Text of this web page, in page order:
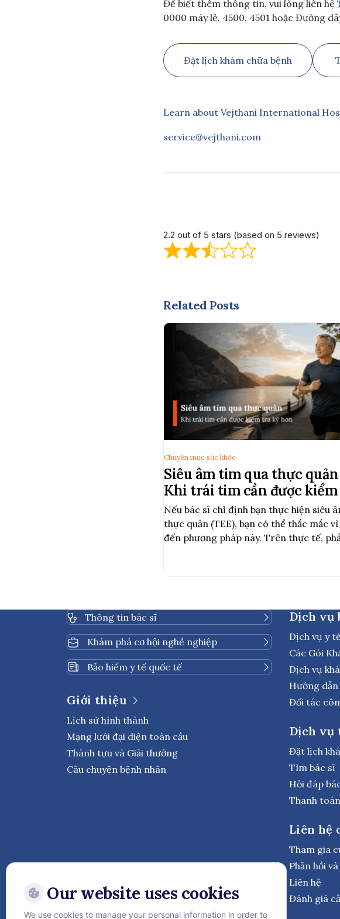
Để biết thêm thông tin, vui lòng liên hệ
0000 máy lẻ. 4500, 4501 hoặc Đường
Đặt lịch khám chữa bệnh
Learn about Vejthani International
service@vejthani.com
2.2 out of 5 stars (based on 5 reviews)
Related Posts
Siêu âm tim qua thực quản
Khi trái tim cần được
hơn
Nếu bác sĩ chỉ định bạn thực hiện siêu
thực quản (TEE), bạn có thể thắc mắc
đến phương pháp này. Trên thực tế,
Chuyên mục sức khỏe
Thông tin bác sĩ
Khám phá cơ hội nghề nghiệp
Bảo hiểm y tế quốc tế
Giới thiệu
Lịch sử hình thành
Mạng lưới đại diện toàn cầu
Thành tựu và Giải thưởng
Câu chuyện bệnh nhân
Dịch vụ
Dịch vụ y
Các Gói
Dịch vụ
Hướng
Đối tác
Dịch vụ
Đặt lịch
Tìm bác sĩ
Hỏi đáp
Thanh
Liên hệ
Tham gia
Phản hồi
Liên hệ
Đánh giá
Our website uses cookies
We use cookies to manage your personal information in order to